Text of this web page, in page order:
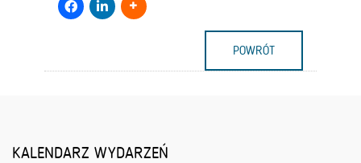
POWRÓT
KALENDARZ WYDARZEŃ